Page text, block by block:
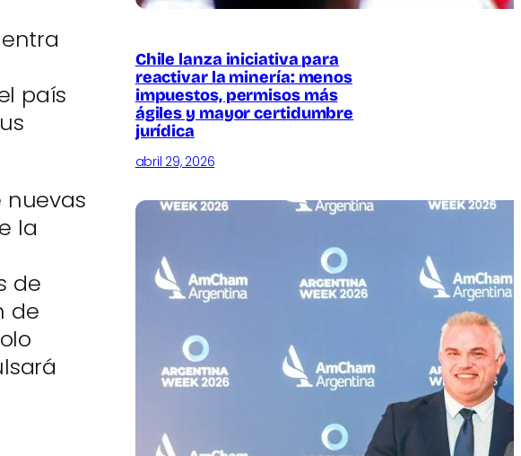
país
nuevas
la
de
de
Chile lanza iniciativa para
reactivar la minería: menos
impuestos, permisos más
ágiles y mayor certidumbre
jurídica
abril 29, 2026